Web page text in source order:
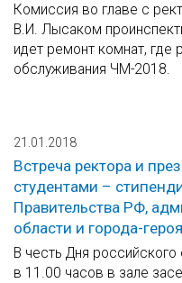
Комиссия во главе с
В.И. Лысаком
идет ремонт комнат, где
обслуживания ЧМ-2018.
21.01.2018
Встреча ректора и
студентами –
Правительства РФ,
области и города-
В честь Дня
в 11.00 часов в зале